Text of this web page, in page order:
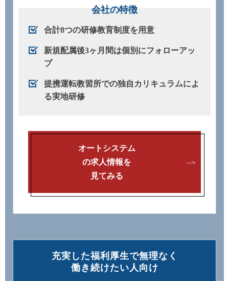
会社の特徴
合計8つの研修教育制度を用意
新規配属後3ヶ月間は個別にフォローアッ
プ
提携運転教習所での独自カリキュラムによ
る実地研修
オートシステム
の求人情報を
見てみる
充実した福利厚⽣で無理なく
働き続けたい⼈向け